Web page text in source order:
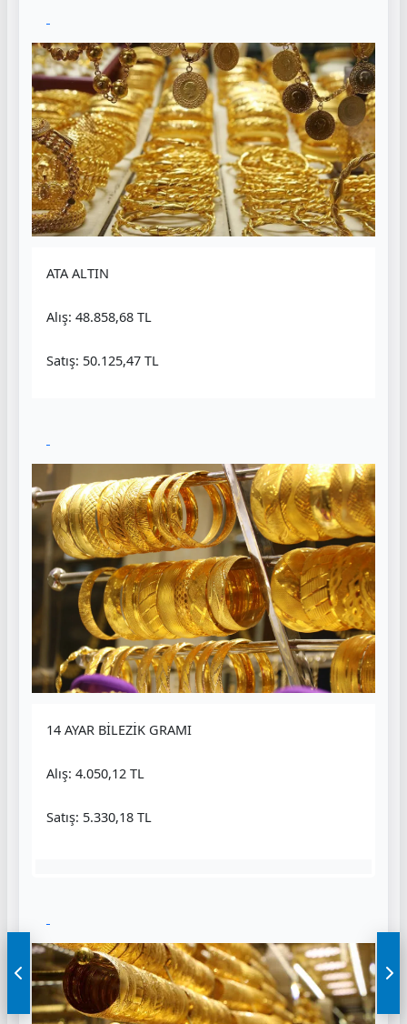
ATA ALTIN
Alış: 48.858,68 TL
Satış: 50.125,47 TL
14 AYAR BİLEZİK GRAMI
Alış: 4.050,12 TL
Satış: 5.330,18 TL